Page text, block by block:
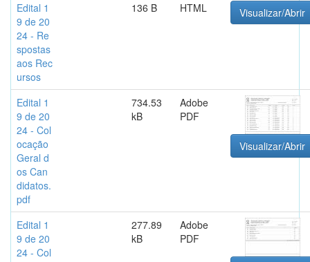
Edital 1
9 de 20
24 - Re
spostas
aos Rec
ursos
136 B HTML Visualizar/Abrir
Edital 1
9 de 20
24 - Col
ocação
Geral d
os Can
didatos.
pdf
734.53
kB
Adobe
PDF
Visualizar/Abrir
Edital 1
9 de 20
24 - Col
277.89
kB
Adobe
PDF